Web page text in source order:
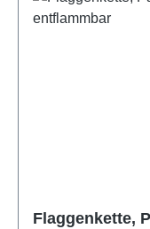
Picker für Ihr
Flaggenkette,